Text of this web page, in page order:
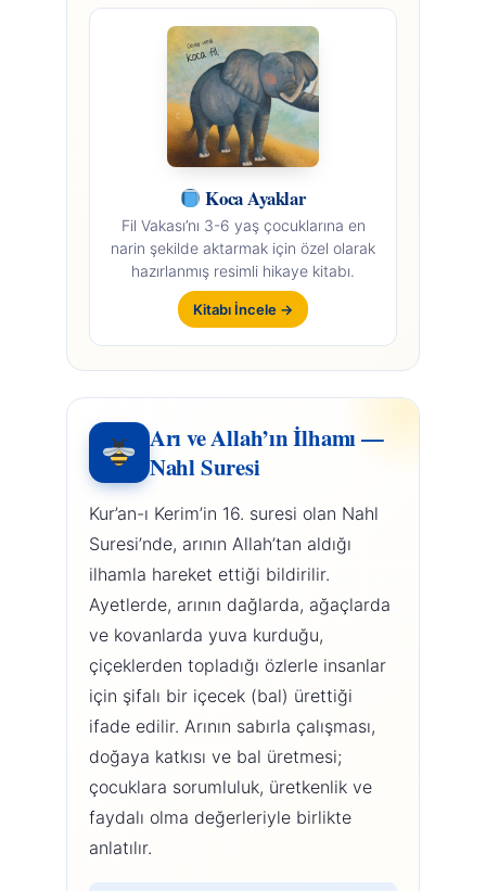
Koca Ayaklar
Fil Vakası’nı 3-6 yaş çocuklarına en
narin şekilde aktarmak için özel olarak
hazırlanmış resimli hikaye kitabı.
Kitabı İncele →
Arı ve Allah’ın İlhamı —
Nahl Suresi
Kur’an-ı Kerim’in 16. suresi olan Nahl
Suresi’nde, arının Allah’tan aldığı
ilhamla hareket ettiği bildirilir.
Ayetlerde, arının dağlarda, ağaçlarda
ve kovanlarda yuva kurduğu,
çiçeklerden topladığı özlerle insanlar
için şifalı bir içecek (bal) ürettiği
ifade edilir. Arının sabırla çalışması,
doğaya katkısı ve bal üretmesi;
çocuklara sorumluluk, üretkenlik ve
faydalı olma değerleriyle birlikte
anlatılır.